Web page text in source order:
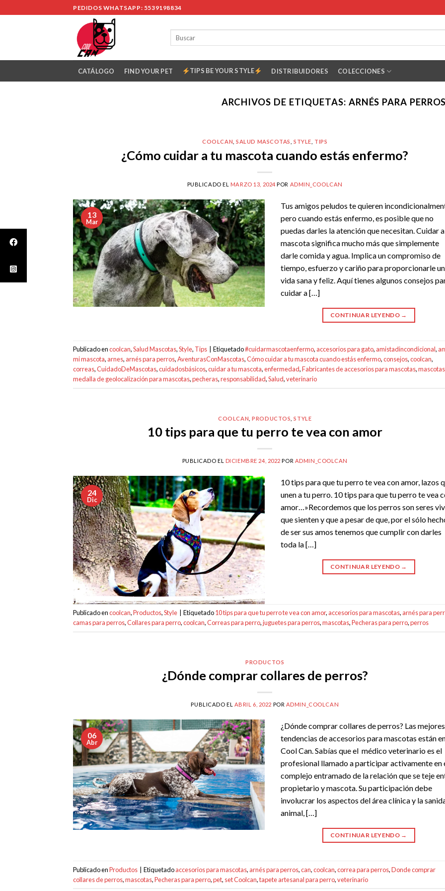
to
PEDIDOS WHATSAPP: 5539198834
CATÁLOGO FIND YOUR PET TIPS BE YOUR STYLE DISTRIBUIDORES COLECCIONES
ARCHIVOS DE ETIQUETAS: ARNÉS PARA PERROS
COOLCAN ,SALUD MASCOTAS ,STYLE TIPS
¿Cómo cuidar a tu mascota cuando estás enfermo?
PUBLICADO EL MARZO 13, 2024 POR ADMIN_COOLCAN
13
Mar
Tus amigos peludos te quieren
pero cuando estás enfermo, es posible que no
puedas darles la atención que necesitan. Cuidar
mascota significa mucho más que simplemente
darle comida y agua. Implica un compromiso de
tiempo, esfuerzo y cariño para proporcionarle
vida sana y feliz. Aquí tienes algunos consejos
cuidar a […]
CONTINUAR LEYENDO →
Publicado encoolcan,Salud Mascotas,Style, Tips Etiquetado#cuidarmascotaenfermo, accesorios para gato, amistadincondicional,
mi mascota, arnes, arnés para perros,AventurasConMascotas,Cómo cuidar a tu mascota cuando estás enfermo,consejos,coolcan,
correas,CuidadoDeMascotas,cuidadosbásicos,cuidar a tu mascota,enfermedad,Fabricantes de accesorios para mascotas,mascotas
medalla de geolocalización para mascotas,pecheras,responsabilidad,Salud,veterinario
COOLCAN ,PRODUCTOS ,STYLE
10 tips para que tu perro te vea con amor
PUBLICADO EL DICIEMBRE 24, 2022 POR ADMIN_COOLCAN
24
Dic
10 tips para que tu perro te vea con amor, lazos
unen a tu perro. 10 tips para que tu perro te vea
amor…»Recordemos que los perros son seres
que sienten y que a pesar de que, por el sólo
de ser sus amos tenemos que cumplir con darles
toda la […]
CONTINUAR LEYENDO →
Publicado encoolcan,Productos,Style Etiquetado10 tips para que tu perro te vea con amor, accesorios para mascotas, arnés para
camas para perros,Collares para perro,coolcan,Correas para perro,juguetes para perros,mascotas,Pecheras para perro,perros
PRODUCTOS
¿Dónde comprar collares de perros?
PUBLICADO EL ABRIL 6, 2022 POR ADMIN_COOLCAN
06
Abr
¿Dónde comprar collares de perros? Las mejores
tendencias de accesorios para mascotas están
Cool Can. Sabías que el médico veterinario es el
profesional llamado a participar activamente en
complejo entramado de la relación que se teje
propietario y mascota. Su participación debe
involucrar los aspectos del área clínica y la
animal, […]
CONTINUAR LEYENDO →
Publicado enProductos Etiquetadoaccesorios para mascotas, arnés para perros,can,coolcan,correa para perros,Donde comprar
collares de perros,mascotas,Pecheras para perro,pet, set Coolcan,tapete artesanal para perro,veterinario